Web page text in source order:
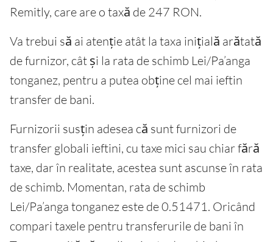
Remitly, care are o taxă de 247 RON.
Va trebui să ai atenție atât la taxa inițială arătată
de furnizor, cât și la rata de schimb Lei/Pa’anga
tonganez, pentru a putea obține cel mai ieftin
transfer de bani.
Furnizorii susțin adesea că sunt furnizori de
transfer globali ieftini, cu taxe mici sau chiar fără
taxe, dar în realitate, acestea sunt ascunse în rata
de schimb. Momentan, rata de schimb
Lei/Pa’anga tonganez este de 0.51471. Oricând
compari taxele pentru transferurile de bani în